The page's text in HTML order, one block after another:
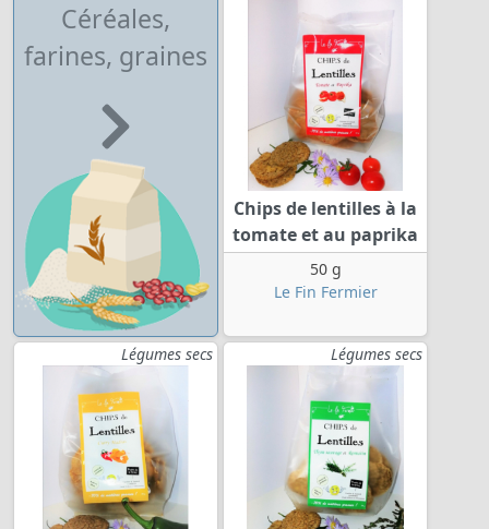
Céréales,
farines, graines
Chips de lentilles à la
tomate et au paprika
50 g
Le Fin Fermier
Légumes secs Légumes secs